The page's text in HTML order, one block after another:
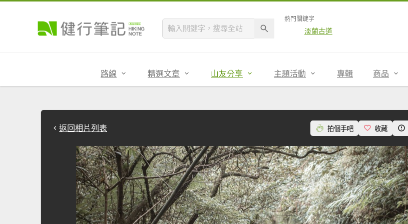
熱門關鍵字
淡蘭古道
路線 精選文章 山友分享 主題活動 專輯 商品
返回相片列表 拍個手吧 收藏